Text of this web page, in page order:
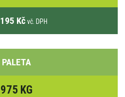
195 Kč vč. DPH
PALETA
975 KG